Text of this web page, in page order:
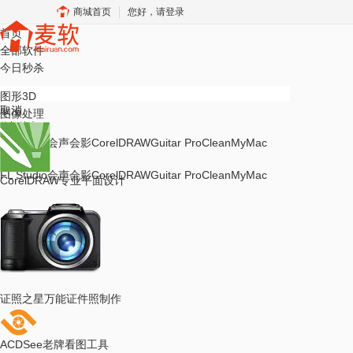
商城首页 您好，请登录
首页
全部软件
今日秒杀
取消
热门搜索
FL Studio会声会影CorelDRAWGuitar ProCleanMyMac
热门搜索
FL Studio会声会影CorelDRAWGuitar ProCleanMyMac
图形3D
图像处理
CorelDRAW专业平面设计
证照之星万能证件照制作
ACDSee老牌看图工具